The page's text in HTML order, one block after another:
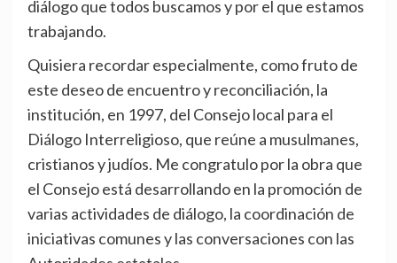
diálogo que todos buscamos y por el que estamos
trabajando.
Quisiera recordar especialmente, como fruto de
este deseo de encuentro y reconciliación, la
institución, en 1997, del Consejo local para el
Diálogo Interreligioso, que reúne a musulmanes,
cristianos y judíos. Me congratulo por la obra que
el Consejo está desarrollando en la promoción de
varias actividades de diálogo, la coordinación de
iniciativas comunes y las conversaciones con las